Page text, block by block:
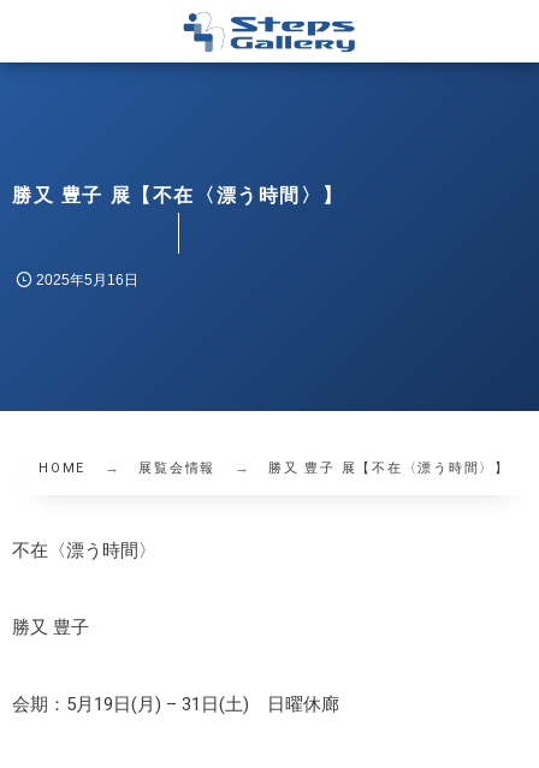
勝又 豊子 展【不在〈漂う時間〉】
2025年5月16日
HOME 展覧会情報 勝又 豊子 展【不在〈漂う時間〉】
不在〈漂う時間〉
勝又 豊子
会期：5月19日(月) – 31日(土) 日曜休廊